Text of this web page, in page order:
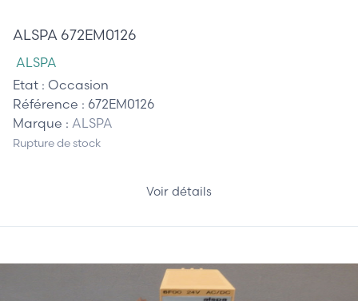
ALSPA 672EM0126
ALSPA
Etat : Occasion
Référence : 672EM0126
Marque : ALSPA
Rupture de stock
Voir détails